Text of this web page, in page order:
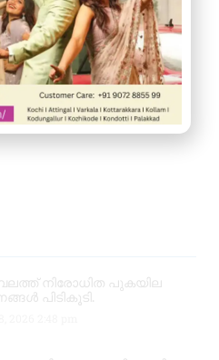
നിരോധിത പുകയില
പിടികൂടി.